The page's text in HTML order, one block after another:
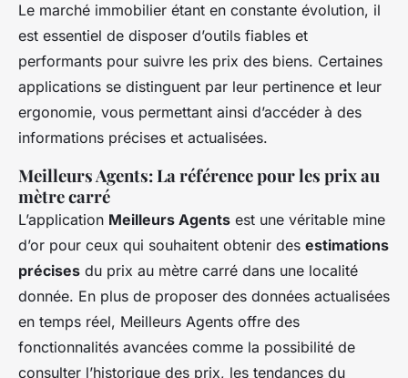
Le marché immobilier étant en constante évolution, il
est essentiel de disposer d’outils fiables et
performants pour suivre les prix des biens. Certaines
applications se distinguent par leur pertinence et leur
ergonomie, vous permettant ainsi d’accéder à des
informations précises et actualisées.
Meilleurs Agents: La référence pour les prix au
mètre carré
L’application Meilleurs Agents est une véritable mine
d’or pour ceux qui souhaitent obtenir des estimations
précises du prix au mètre carré dans une localité
donnée. En plus de proposer des données actualisées
en temps réel, Meilleurs Agents offre des
fonctionnalités avancées comme la possibilité de
consulter l’historique des prix, les tendances du